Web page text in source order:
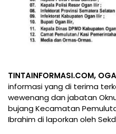
TINTAINFORMASI.COM,
informasi yang di terima
wewenang dan jabatan
bujang Kecamatan
Ibrahim di laporkan oleh